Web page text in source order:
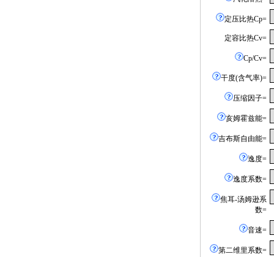
定压比热Cp=
定容比热Cv=
Cp/Cv=
干度(含气率)=
压缩因子=
亥姆霍兹能=
吉布斯自由能=
逸度=
逸度系数=
焦耳-汤姆逊系
数=
音速=
第二维里系数=